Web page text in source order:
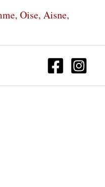
Oise, Aisne,